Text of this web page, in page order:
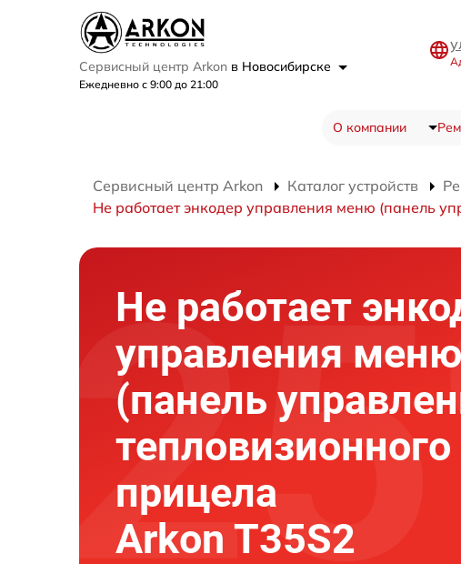
Сервисный центр Arkon в Новосибирске
Ежедневно с 9:00 до 21:00
О компании
Сервисный центр Arkon Каталог устройств
Не работает энкодер управления меню (панель
Не работает
управления меню
(панель
тепловизионного
прицела
Arkon T35S2